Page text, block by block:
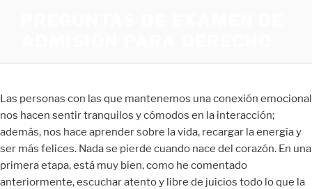
Las personas con las que mantenemos una conexión emocional
nos hacen sentir tranquilos y cómodos en la interacción;
además, nos hace aprender sobre la vida, recargar la energía y
ser más felices. Nada se pierde cuando nace del corazón. En una
primera etapa, está muy bien, como he comentado
anteriormente, escuchar atento y libre de juicios todo lo que la